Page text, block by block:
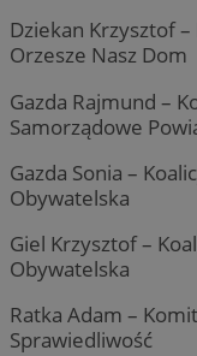
Dziekan Krzysztof
Orzesze Nasz Dom
Gazda Rajmund –
Samorządowe
Gazda Sonia –
Obywatelska
Giel Krzysztof –
Obywatelska
Ratka Adam –
Sprawiedliwość